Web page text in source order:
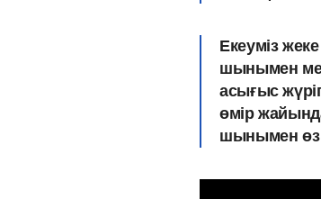
Екеуміз
шынымен
асығыс
өмір
шынымен өз